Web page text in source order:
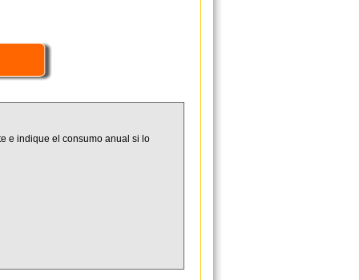
e indique el consumo anual si lo